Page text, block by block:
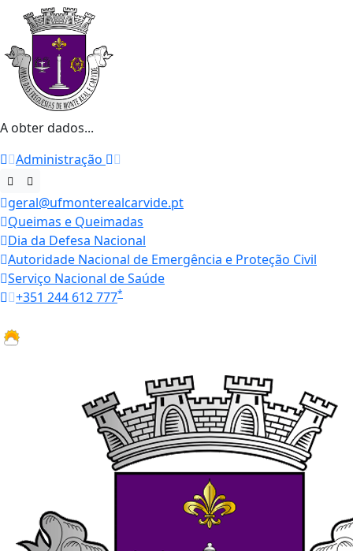
A obter dados...
Administração
geral@ufmonterealcarvide.pt
Queimas e Queimadas
Dia da Defesa Nacional
Autoridade Nacional de Emergência e Proteção Civil
Serviço Nacional de Saúde
+351 244 612 777*